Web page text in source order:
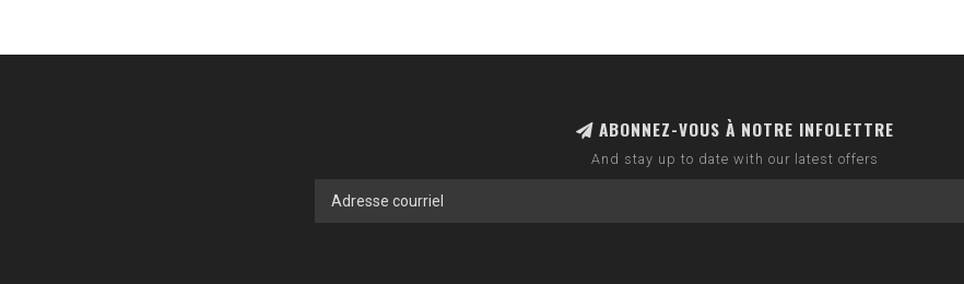
ABONNEZ-VOUS À NOTRE INFOLETTRE
And stay up to date with our latest offers